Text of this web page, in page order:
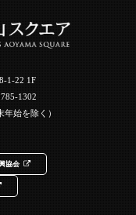
1-22 1F
1302
始を除く）
協会